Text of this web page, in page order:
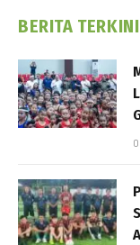
BERITA TERKINI